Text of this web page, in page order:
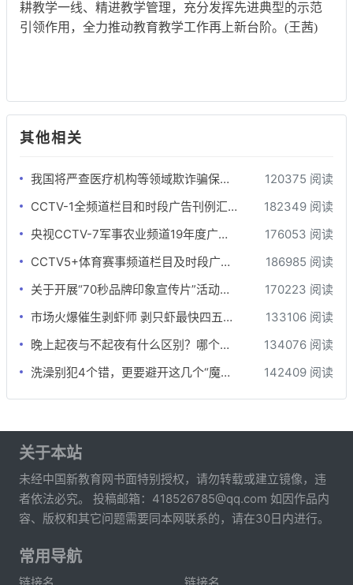
耕教学一线、精进教学管理，充分发挥先进典型的示范
引领作用，全力推动教育教学工作再上新台阶。(王茜)
其他相关
我国将严查医疗机构等领域欺诈骗保行为
120375 阅读
CCTV-1全频道栏目和时段广告刊例汇总-最全版
182349 阅读
央视CCTV-7军事农业频道19年度广告刊例价格表
176053 阅读
CCTV5+体育赛事频道栏目及时段广告刊例
186985 阅读
关于开展“70秒品牌印象宣传片”活动的函
170223 阅读
市场火爆催生剥虾师 剥只虾最快四五秒月薪可达万元
133106 阅读
晚上起夜与不起夜有什么区别？哪个更健康？差别还真不小
134076 阅读
洗澡别犯4个错，更要避开这几个“魔鬼时间”，否则越洗越伤身！
142409 阅读
关于本站
未经中国新教育网书面特别授权，请勿转载或建立镜像，违
者依法必究。 投稿邮箱：418526785@qq.com 如因作品内
容、版权和其它问题需要同本网联系的，请在30日内进行。
常用导航